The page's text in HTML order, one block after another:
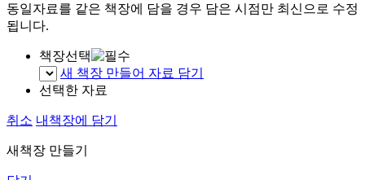
동일자료를 같은 책장에 담을 경우 담은 시점만 최신으로 수정
됩니다.
책장선택
새 책장 만들어 자료 담기
선택한 자료
취소 내책장에 담기
새책장 만들기